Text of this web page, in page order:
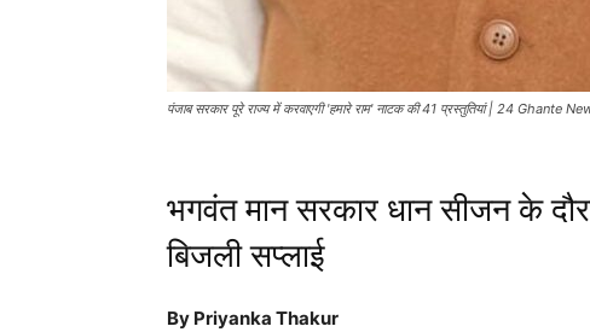
पंजाब सरकार पूरे राज्य में करवाएगी 'हमारे राम' नाटक की 41 प्रस्तुतियां | 24 Ghante
भगवंत मान सरकार धान सीजन के
बिजली सप्लाई
By Priyanka Thakur